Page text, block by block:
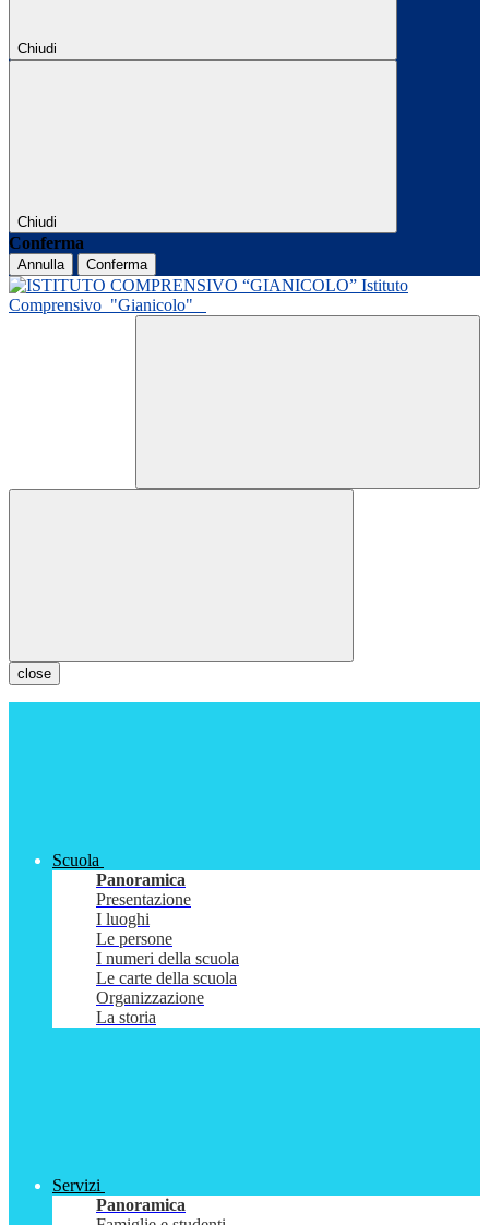
Chiudi
Chiudi
Conferma
Annulla Conferma
Istituto
Comprensivo "Gianicolo"
close
Scuola
Panoramica
Presentazione
I luoghi
Le persone
I numeri della scuola
Le carte della scuola
Organizzazione
La storia
Servizi
Panoramica